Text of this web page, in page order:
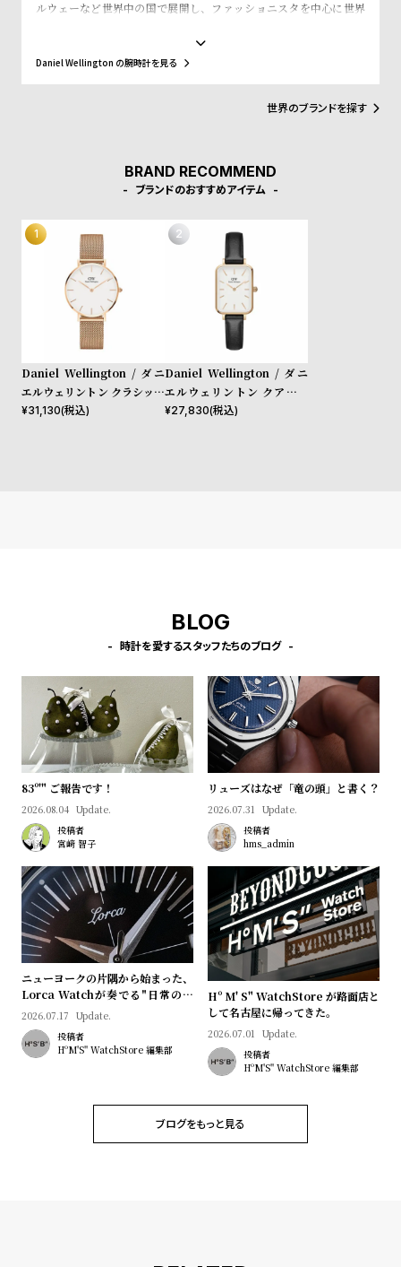
s
p
l
ド
保
プ
ラ
ス
サ
ビ
ス
よ
く
あ
る
質
お
問
い
合
わ
ルウェーなど世界中の国で展開し、ファッショニスタを中心に世界
ス、好みに応じて付け替えられる豊富なカラーのレザーやNATO タ
イプベルトというトレンドスタイルを築き、ファッションウォッチ
界に革命をもたらしました。スウェーデンにおけるシンプルでタイ
ムレスなデザインとイギリスの伝統的で紳士的なスタイルの融合
が、高級感を演出し、ミニマリズムが時代を超えて愛されるデザイ
Daniel Wellington の腕時計を見る
世界のブランドを探す
BRAND RECOMMEND
ブランドのおすすめアイテム
Daniel Wellington / ダニ
エルウェリントン クラシック
ペティット メルローズ ロー
¥31,130(税込)
Daniel Wellington / ダニ
エルウェリントン クアドロ
シェフィールド ローズゴール
¥27,830(税込)
BLOG
時計を愛するスタッフたちのブログ
83º'" ご報告です！
2026.08.04 Update.
投稿者
宮﨑 智子
リューズはなぜ「竜の頭」と書く？
2026.07.31 Update.
投稿者
hms_admin
ニューヨークの片隅から始まった、
Lorca Watchが奏でる"日常のロ
マン"｜Brand Picks #08
2026.07.17 Update.
投稿者
HºM'S" WatchStore 編集部
Hº M' S" WatchStore が路面店と
して名古屋に帰ってきた。
2026.07.01 Update.
投稿者
HºM'S" WatchStore 編集部
ブログをもっと見る